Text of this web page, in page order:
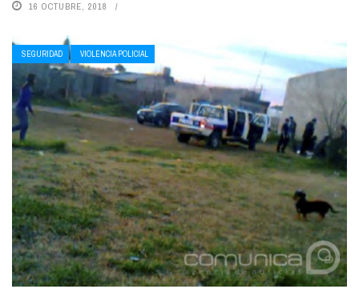
16 OCTUBRE, 2018
SEGURIDAD VIOLENCIA POLICIAL